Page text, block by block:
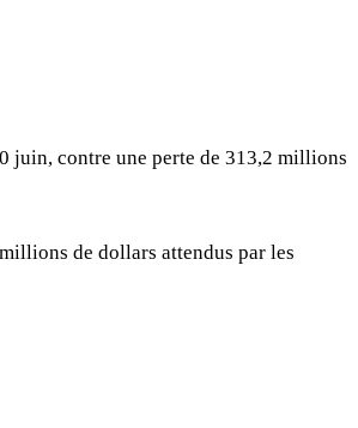
juin, contre une perte de 313,2 millions
de dollars attendus par les